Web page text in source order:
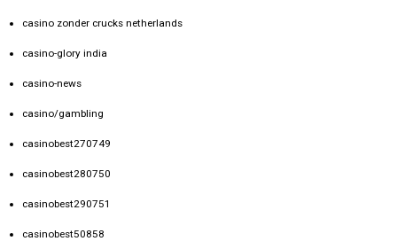
casino zonder crucks netherlands
casino-glory india
casino-news
casino/gambling
casinobest270749
casinobest280750
casinobest290751
casinobest50858